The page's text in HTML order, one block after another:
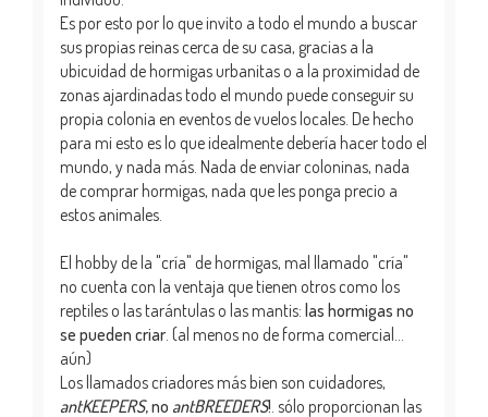
Es por esto por lo que invito a todo el mundo a buscar
sus propias reinas cerca de su casa, gracias a la
ubicuidad de hormigas urbanitas o a la proximidad de
zonas ajardinadas todo el mundo puede conseguir su
propia colonia en eventos de vuelos locales. De hecho
para mi esto es lo que idealmente debería hacer todo el
mundo, y nada más. Nada de enviar coloninas, nada
de comprar hormigas, nada que les ponga precio a
estos animales.
El hobby de la "cría" de hormigas, mal llamado "cría"
no cuenta con la ventaja que tienen otros como los
reptiles o las tarántulas o las mantis: las hormigas no
se pueden criar . (al menos no de forma comercial...
aún)
Los llamados criadores más bien son cuidadores,
antKEEPERS, no antBREEDERS! . sólo proporcionan las